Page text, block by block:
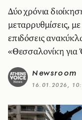
Δύο χρόνια
μεταρρυθμίσεις,
επιδόσεις
«Θεσσαλονίκη για
Newsroom
16.01.2026,